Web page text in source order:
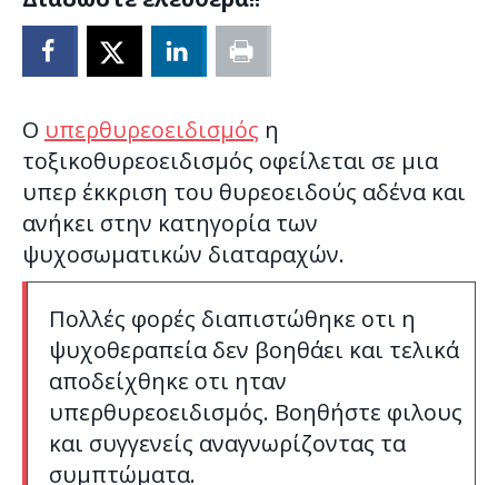
Ο υπερθυρεοειδισμός η
τοξικοθυρεοειδισμός οφείλεται σε μια
υπερ έκκριση του θυρεοειδούς αδένα και
ανήκει στην κατηγορία των
ψυχοσωματικών διαταραχών.
Πολλές φορές διαπιστώθηκε οτι η
ψυχοθεραπεία δεν βοηθάει και τελικά
αποδείχθηκε οτι ηταν
υπερθυρεοειδισμός. Βοηθήστε φιλους
και συγγενείς αναγνωρίζοντας τα
συμπτώματα.